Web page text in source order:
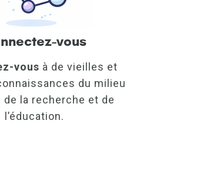
vous
vous à de vieilles et
du milieu
de la recherche et de
l’éducation.